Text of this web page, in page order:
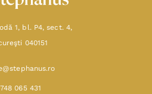
1, bl. P4, sect. 4,
040151
065 431